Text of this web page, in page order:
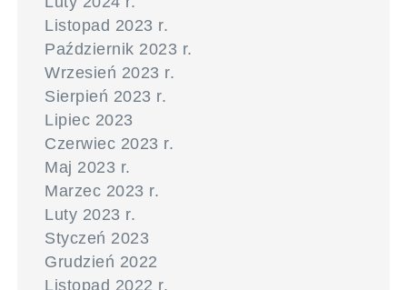
Listopad 2023 r.
Październik 2023 r.
Wrzesień 2023 r.
Sierpień 2023 r.
Lipiec 2023
Czerwiec 2023 r.
Maj 2023 r.
Marzec 2023 r.
Luty 2023 r.
Styczeń 2023
Grudzień 2022
Listopad 2022 r.